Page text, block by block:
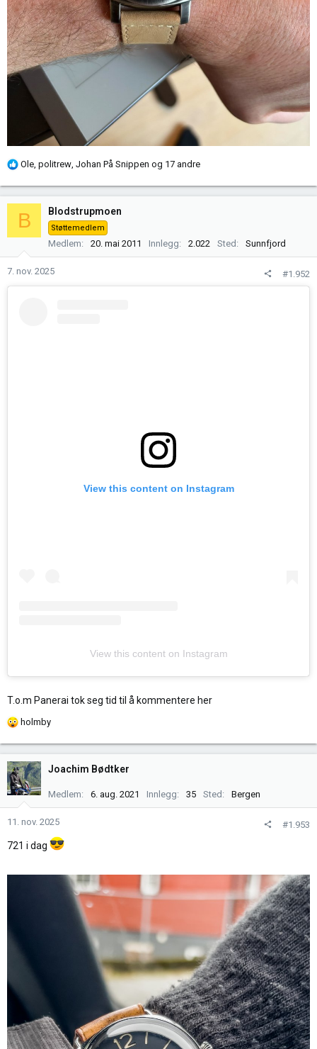
R
k
s
e
Ole, politrew, Johan På Snippen og 17 andre
B Blodstrupmoen
Støttemedlem
Medlem 20. mai 2011 Innlegg 2.022 Sted Sunnfjord
7. nov. 2025 #1.952
View this content on Instagram
View this content on Instagram
T.o.m Panerai tok seg tid til å kommentere her
R
k
s
j
n
r
holmby
Joachim Bødtker
Medlem 6. aug. 2021 Innlegg 35 Sted Bergen
11. nov. 2025 #1.953
721 i dag